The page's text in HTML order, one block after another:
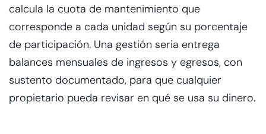
calcula la cuota de mantenimiento que
corresponde a cada unidad según su porcentaje
de participación. Una gestión seria entrega
balances mensuales de ingresos y egresos, con
sustento documentado, para que cualquier
propietario pueda revisar en qué se usa su dinero.